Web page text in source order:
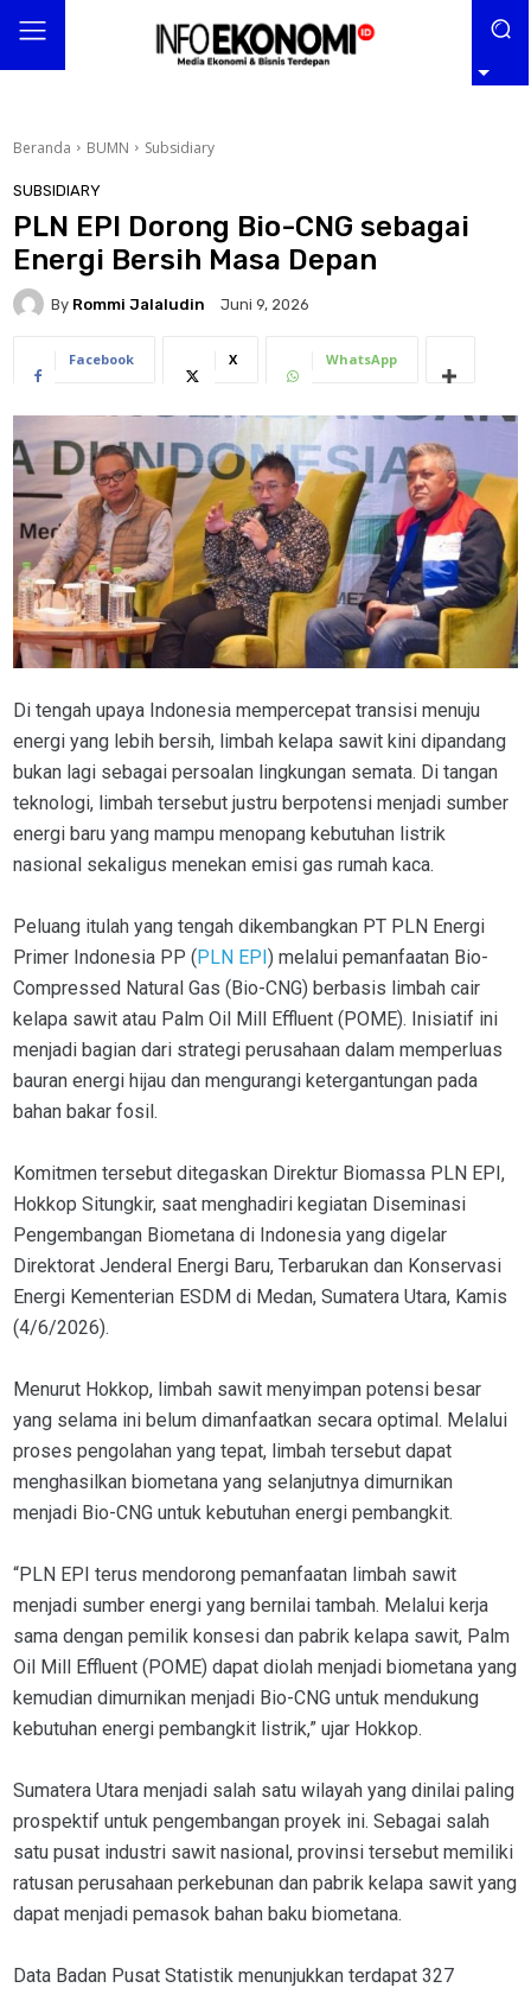
Beranda BUMN Subsidiary
SUBSIDIARY
PLN EPI Dorong Bio-CNG sebagai
Energi Bersih Masa Depan
By Rommi Jalaludin Juni 9, 2026
Facebook X WhatsApp
Di tengah upaya Indonesia mempercepat transisi menuju
energi yang lebih bersih, limbah kelapa sawit kini dipandang
bukan lagi sebagai persoalan lingkungan semata. Di tangan
teknologi, limbah tersebut justru berpotensi menjadi sumber
energi baru yang mampu menopang kebutuhan listrik
nasional sekaligus menekan emisi gas rumah kaca.
Peluang itulah yang tengah dikembangkan PT PLN Energi
Primer Indonesia PP ( PLN EPI ) melalui pemanfaatan Bio-
Compressed Natural Gas (Bio-CNG) berbasis limbah cair
kelapa sawit atau Palm Oil Mill Effluent (POME). Inisiatif ini
menjadi bagian dari strategi perusahaan dalam memperluas
bauran energi hijau dan mengurangi ketergantungan pada
bahan bakar fosil.
Komitmen tersebut ditegaskan Direktur Biomassa PLN EPI,
Hokkop Situngkir, saat menghadiri kegiatan Diseminasi
Pengembangan Biometana di Indonesia yang digelar
Direktorat Jenderal Energi Baru, Terbarukan dan Konservasi
Energi Kementerian ESDM di Medan, Sumatera Utara, Kamis
(4/6/2026).
Menurut Hokkop, limbah sawit menyimpan potensi besar
yang selama ini belum dimanfaatkan secara optimal. Melalui
proses pengolahan yang tepat, limbah tersebut dapat
menghasilkan biometana yang selanjutnya dimurnikan
menjadi Bio-CNG untuk kebutuhan energi pembangkit.
“PLN EPI terus mendorong pemanfaatan limbah sawit
menjadi sumber energi yang bernilai tambah. Melalui kerja
sama dengan pemilik konsesi dan pabrik kelapa sawit, Palm
Oil Mill Effluent (POME) dapat diolah menjadi biometana yang
kemudian dimurnikan menjadi Bio-CNG untuk mendukung
kebutuhan energi pembangkit listrik,” ujar Hokkop.
Sumatera Utara menjadi salah satu wilayah yang dinilai paling
prospektif untuk pengembangan proyek ini. Sebagai salah
satu pusat industri sawit nasional, provinsi tersebut memiliki
ratusan perusahaan perkebunan dan pabrik kelapa sawit yang
dapat menjadi pemasok bahan baku biometana.
Data Badan Pusat Statistik menunjukkan terdapat 327